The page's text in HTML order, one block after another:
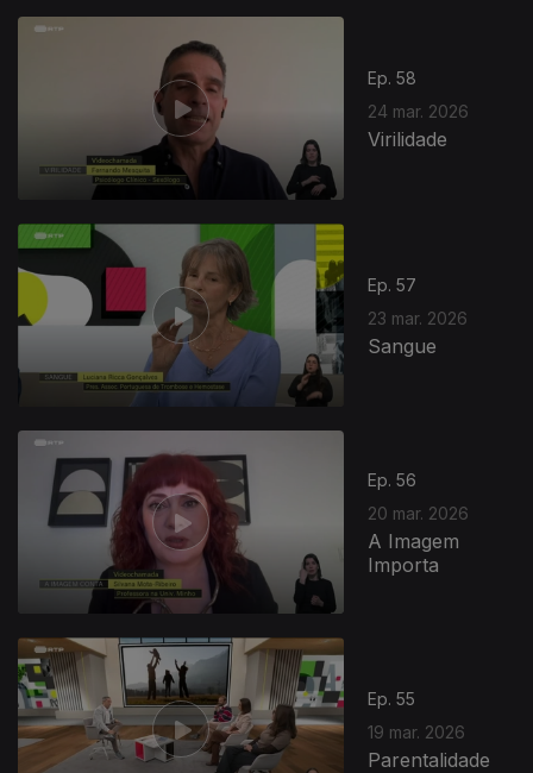
Ep. 58
24 mar. 2026
Virilidade
Ep. 57
23 mar. 2026
Sangue
Ep. 56
20 mar. 2026
A Imagem
Importa
Ep. 55
19 mar. 2026
Parentalidade
916296